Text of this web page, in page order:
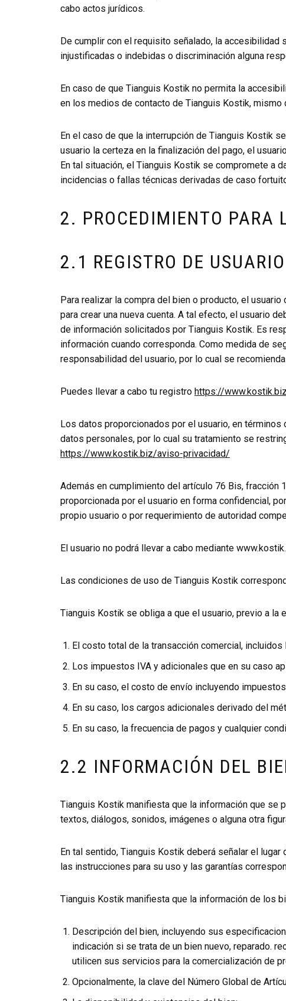
cabo actos jurídicos.
De cumplir con el requisito señalado, la
injustificadas o indebidas o discriminación alguna
En caso de que Tianguis Kostik no permita la
en los medios de contacto de Tianguis Kostik,
En el caso de que la interrupción de Tianguis Kostik
usuario la certeza en la finalización del pago, el
En tal situación, el Tianguis Kostik se compromete a
incidencias o fallas técnicas derivadas de caso
2. PROCEDIMIENTO PARA
2.1 REGISTRO DE
Para realizar la compra del bien o producto, el
para crear una nueva cuenta. A tal efecto, el usuario
de información solicitados por Tianguis Kostik. Es
información cuando corresponda. Como medida de
responsabilidad del usuario, por lo cual se
Puedes llevar a cabo tu registro https://
Los datos proporcionados por el usuario, en
datos personales, por lo cual su tratamiento se
https://www.kostik.biz/aviso-privacidad/
Además en cumplimiento del artículo 76 Bis, fracción
proporcionada por el usuario en forma confidencial,
propio usuario o por requerimiento de autoridad
El usuario no podrá llevar a cabo mediante
Las condiciones de uso de Tianguis Kostik
Tianguis Kostik se obliga a que el usuario, previo a
El costo total de la transacción comercial,
Los impuestos IVA y adicionales que en su caso
En su caso, el costo de envío incluyendo
En su caso, los cargos adicionales derivado del
En su caso, la frecuencia de pagos y cualquier
2.2 INFORMACIÓN DEL
Tianguis Kostik manifiesta que la información que se
textos, diálogos, sonidos, imágenes o alguna otra
En tal sentido, Tianguis Kostik deberá señalar el
las instrucciones para su uso y las garantías
Tianguis Kostik manifiesta que la información de los
Descripción del bien, incluyendo sus
indicación si se trata de un bien nuevo, reparado.
utilicen sus servicios para la comercialización de
Opcionalmente, la clave del Número Global de